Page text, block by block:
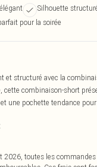
Silhouette
pour la soirée
et structuré avec la
cette combinaison-short
une pochette tendance
toutes les commandes